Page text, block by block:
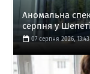
Аномальна
серпня у
07 серпня 2026, 13:43